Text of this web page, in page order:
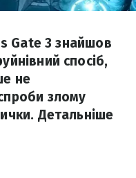
Gate 3 знайшов
спосіб,
не
злому
Детальніше